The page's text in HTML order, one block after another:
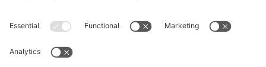
Resources